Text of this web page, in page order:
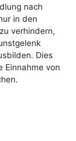
nach
in den
verhindern,
Dies
Einnahme von